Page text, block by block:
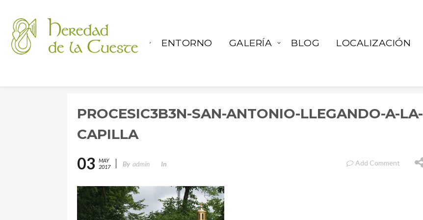
LA CASA ENTORNO GALERÍA BLOG LOCALIZACIÓN
PROCESIC3B3N-SAN-ANTONIO-LLEGANDO-A-LA-
CAPILLA
03
MAY
2017
By admin In Add Comment